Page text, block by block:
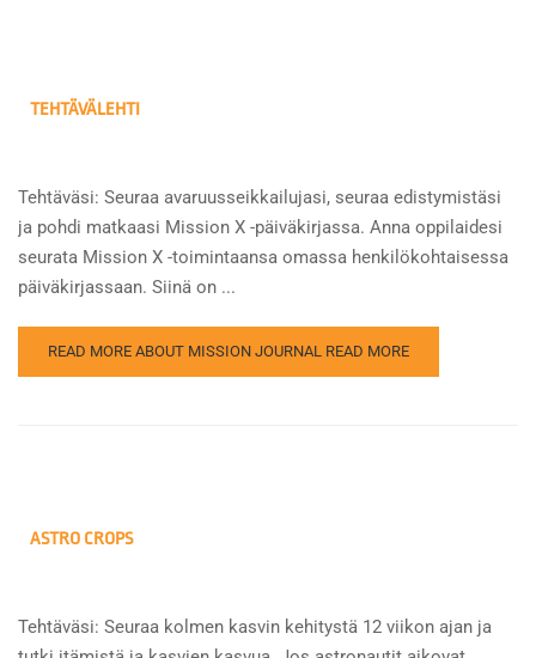
TEHTÄVÄLEHTI
Tehtäväsi: Seuraa avaruusseikkailujasi, seuraa edistymistäsi
ja pohdi matkaasi Mission X -päiväkirjassa. Anna oppilaidesi
seurata Mission X -toimintaansa omassa henkilökohtaisessa
päiväkirjassaan. Siinä on ...
READ MORE ABOUT MISSION JOURNAL READ MORE
ASTRO CROPS
Tehtäväsi: Seuraa kolmen kasvin kehitystä 12 viikon ajan ja